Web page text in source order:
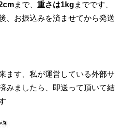
まで、 重さは1kg までです、
、お振込みを済ませてから発送
ます、私が運営している外部サ
みましたら、即送って頂いて結